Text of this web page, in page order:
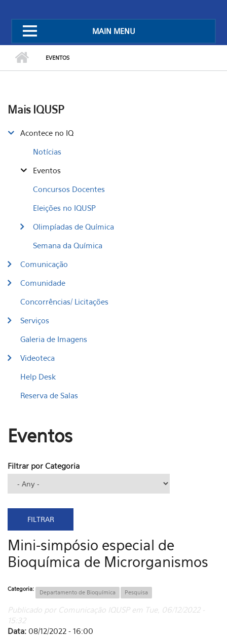
MAIN MENU
EVENTOS
Mais IQUSP
Acontece no IQ
Notícias
Eventos
Concursos Docentes
Eleições no IQUSP
Olimpíadas de Química
Semana da Química
Comunicação
Comunidade
Concorrências/ Licitações
Serviços
Galeria de Imagens
Videoteca
Help Desk
Reserva de Salas
Eventos
Filtrar por Categoria
Mini-simpósio especial de
Bioquímica de Microrganismos
Categoria: Departamento de Bioquímica Pesquisa
Publicado por Comunicação IQUSP em Tue, 06/12/2022 -
15:32
Data: 08/12/2022 - 16:00